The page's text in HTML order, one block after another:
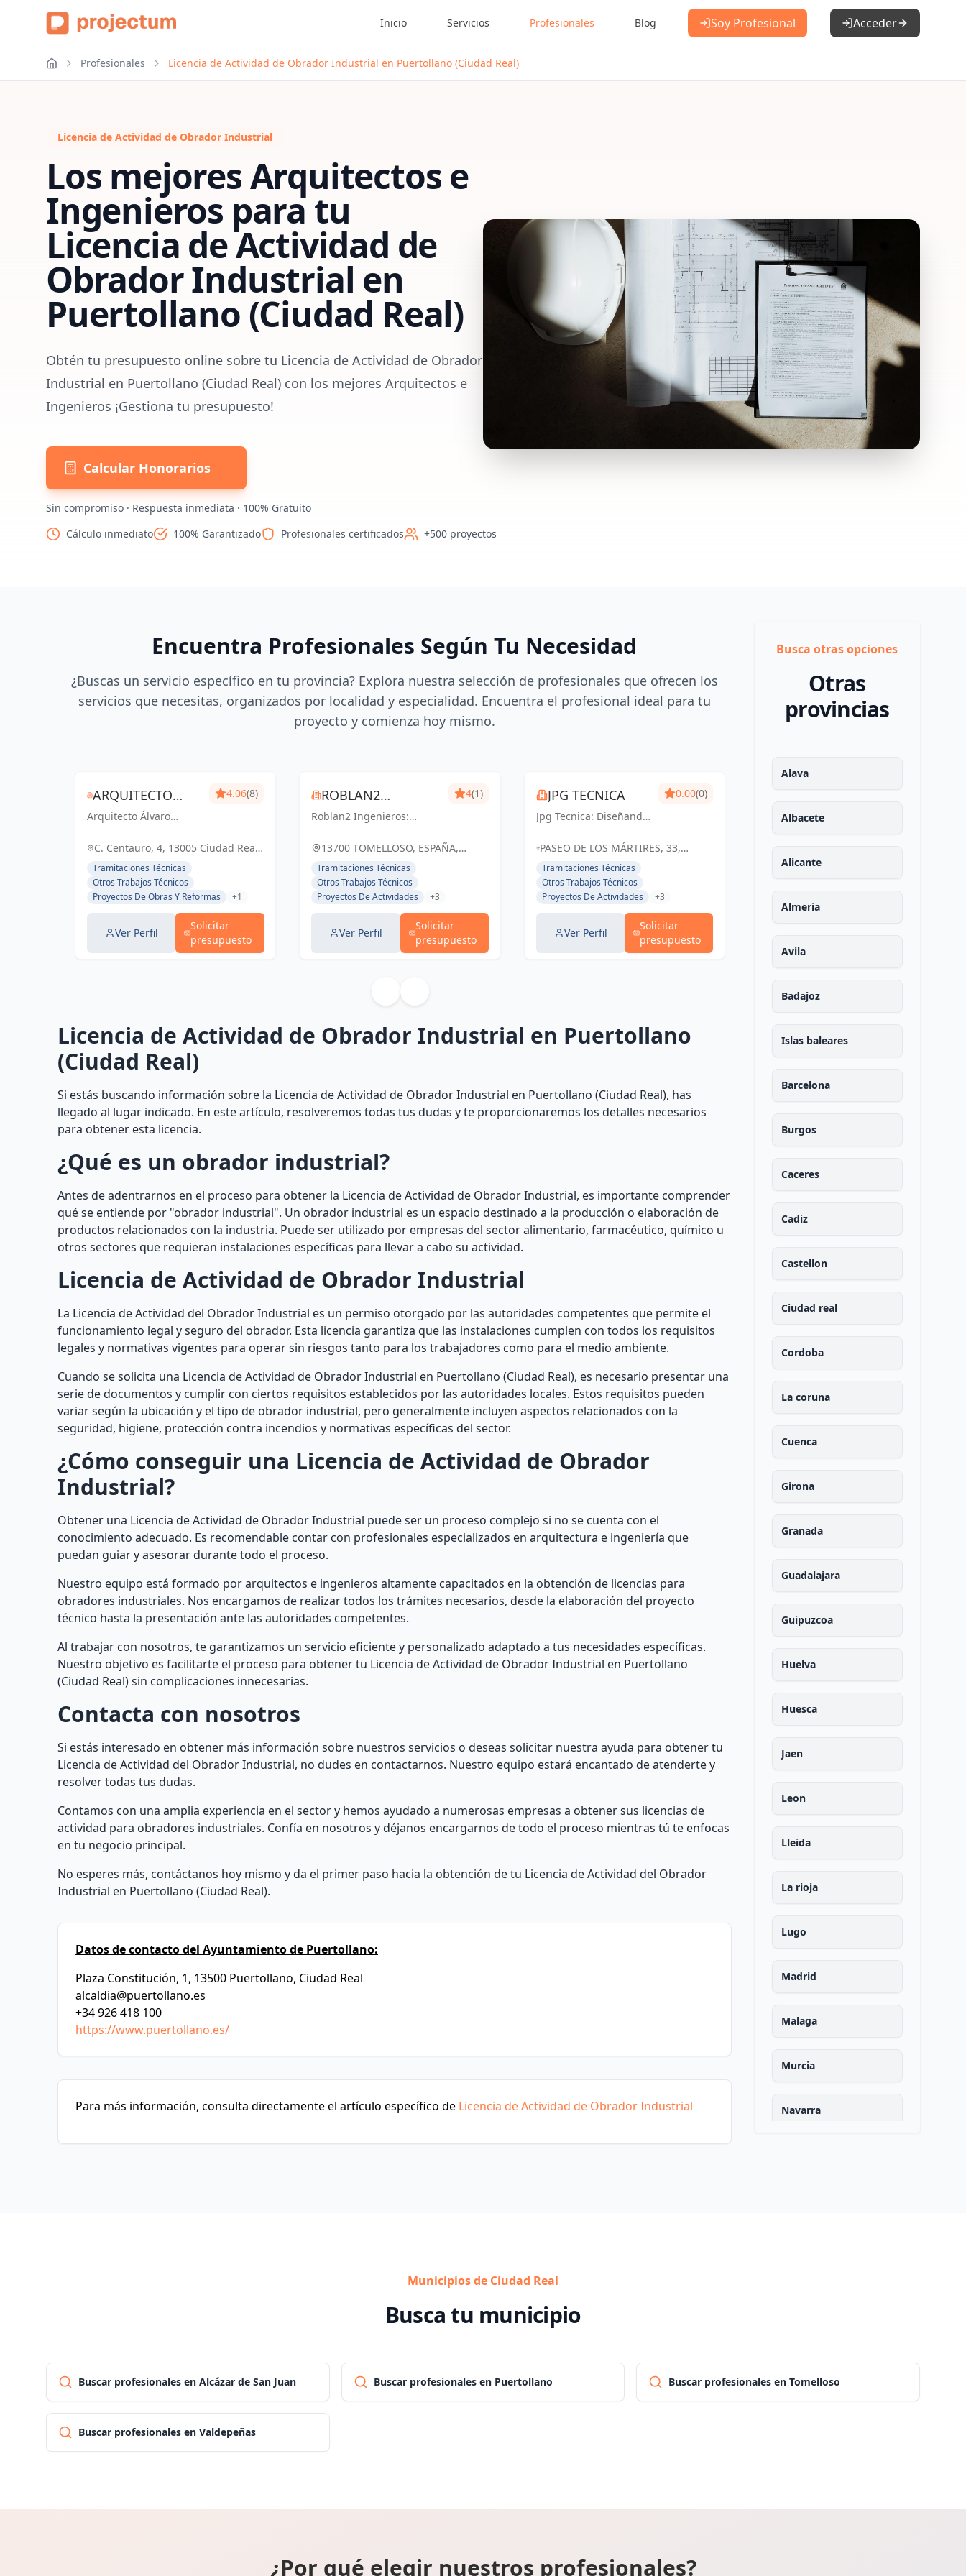
Inicio Servicios Profesionales Blog Soy Profesional Acceder
Profesionales Licencia de Actividad de Obrador Industrial en Puertollano (Ciudad Real)
Licencia de Actividad de Obrador Industrial
Los mejores Arquitectos e
Ingenieros para tu
Licencia de Actividad de
Obrador Industrial en
Puertollano (Ciudad Real)
Obtén tu presupuesto online sobre tu Licencia de Actividad de Obrador
Industrial en Puertollano (Ciudad Real) con los mejores Arquitectos e
Ingenieros ¡Gestiona tu presupuesto!
Calcular Honorarios
Sin compromiso · Respuesta inmediata · 100% Gratuito
Cálculo inmediato
100% Garantizado Profesionales certificados +500 proyectos
Encuentra Profesionales Según Tu Necesidad
¿Buscas un servicio específico en tu provincia? Explora nuestra selección de profesionales que ofrecen los
servicios que necesitas, organizados por localidad y especialidad. Encuentra el profesional ideal para tu
proyecto y comienza hoy mismo.
ARQUITECTO
ÁLVARO
PALOMARES
Arquitecto Álvaro
Tu Mundo,
4.06(8)
C. Centauro, 4, 13005 Ciudad Real,
España, España
Tramitaciones Técnicas
Otros Trabajos Técnicos
Proyectos De Obras Y Reformas
+1
Ver Perfil
Solicitar
presupuesto
ROBLAN2
INGENIEROS
Roblan2 Ingenieros:
precisas para un futuro
Tomelloso.
4(1)
13700 TOMELLOSO, ESPAÑA,
España
Tramitaciones Técnicas
Otros Trabajos Técnicos
Proyectos De Actividades
+3
Ver Perfil
Solicitar
presupuesto
JPG TECNICA
Jpg Tecnica: Diseñando
en Socuéllamos y
arquitectura cobra vida
0.00(0)
PASEO DE LOS MÁRTIRES, 33,
BLOQUE I 2OC, 13630
SOCUÉLLAMOS, CIUDAD REAL,
ESPAÑA, España
Tramitaciones Técnicas
Otros Trabajos Técnicos
Proyectos De Actividades
+3
Ver Perfil
Solicitar
presupuesto
Diseño que inspira,
REAL, ESPAÑA, España
Tramitaciones Técnicas
Licencia de Actividad de Obrador Industrial en Puertollano
(Ciudad Real)
Si estás buscando información sobre la Licencia de Actividad de Obrador Industrial en Puertollano (Ciudad Real), has
llegado al lugar indicado. En este artículo, resolveremos todas tus dudas y te proporcionaremos los detalles necesarios
para obtener esta licencia.
¿Qué es un obrador industrial?
Antes de adentrarnos en el proceso para obtener la Licencia de Actividad de Obrador Industrial, es importante comprender
qué se entiende por "obrador industrial". Un obrador industrial es un espacio destinado a la producción o elaboración de
productos relacionados con la industria. Puede ser utilizado por empresas del sector alimentario, farmacéutico, químico u
otros sectores que requieran instalaciones específicas para llevar a cabo su actividad.
Licencia de Actividad de Obrador Industrial
La Licencia de Actividad del Obrador Industrial es un permiso otorgado por las autoridades competentes que permite el
funcionamiento legal y seguro del obrador. Esta licencia garantiza que las instalaciones cumplen con todos los requisitos
legales y normativas vigentes para operar sin riesgos tanto para los trabajadores como para el medio ambiente.
Cuando se solicita una Licencia de Actividad de Obrador Industrial en Puertollano (Ciudad Real), es necesario presentar una
serie de documentos y cumplir con ciertos requisitos establecidos por las autoridades locales. Estos requisitos pueden
variar según la ubicación y el tipo de obrador industrial, pero generalmente incluyen aspectos relacionados con la
seguridad, higiene, protección contra incendios y normativas específicas del sector.
¿Cómo conseguir una Licencia de Actividad de Obrador
Industrial?
Obtener una Licencia de Actividad de Obrador Industrial puede ser un proceso complejo si no se cuenta con el
conocimiento adecuado. Es recomendable contar con profesionales especializados en arquitectura e ingeniería que
puedan guiar y asesorar durante todo el proceso.
Nuestro equipo está formado por arquitectos e ingenieros altamente capacitados en la obtención de licencias para
obradores industriales. Nos encargamos de realizar todos los trámites necesarios, desde la elaboración del proyecto
técnico hasta la presentación ante las autoridades competentes.
Al trabajar con nosotros, te garantizamos un servicio eficiente y personalizado adaptado a tus necesidades específicas.
Nuestro objetivo es facilitarte el proceso para obtener tu Licencia de Actividad de Obrador Industrial en Puertollano
(Ciudad Real) sin complicaciones innecesarias.
Contacta con nosotros
Si estás interesado en obtener más información sobre nuestros servicios o deseas solicitar nuestra ayuda para obtener tu
Licencia de Actividad del Obrador Industrial, no dudes en contactarnos. Nuestro equipo estará encantado de atenderte y
resolver todas tus dudas.
Contamos con una amplia experiencia en el sector y hemos ayudado a numerosas empresas a obtener sus licencias de
actividad para obradores industriales. Confía en nosotros y déjanos encargarnos de todo el proceso mientras tú te enfocas
en tu negocio principal.
No esperes más, contáctanos hoy mismo y da el primer paso hacia la obtención de tu Licencia de Actividad del Obrador
Industrial en Puertollano (Ciudad Real).
Datos de contacto del Ayuntamiento de Puertollano:
Plaza Constitución, 1, 13500 Puertollano, Ciudad Real
alcaldia@puertollano.es
+34 926 418 100
https://www.puertollano.es/
Para más información, consulta directamente el artículo específico de Licencia de Actividad de Obrador Industrial
Busca otras opciones
Otras
provincias
Alava
Albacete
Alicante
Almeria
Avila
Badajoz
Islas baleares
Barcelona
Burgos
Caceres
Cadiz
Castellon
Ciudad real
Cordoba
La coruna
Cuenca
Girona
Granada
Guadalajara
Guipuzcoa
Huelva
Huesca
Jaen
Leon
Lleida
La rioja
Lugo
Madrid
Malaga
Murcia
Navarra
Salamanca
Municipios de Ciudad Real
Busca tu municipio
Buscar profesionales en Alcázar de San Juan Buscar profesionales en Puertollano Buscar profesionales en Tomelloso
Buscar profesionales en Valdepeñas
¿Por qué elegir nuestros profesionales?